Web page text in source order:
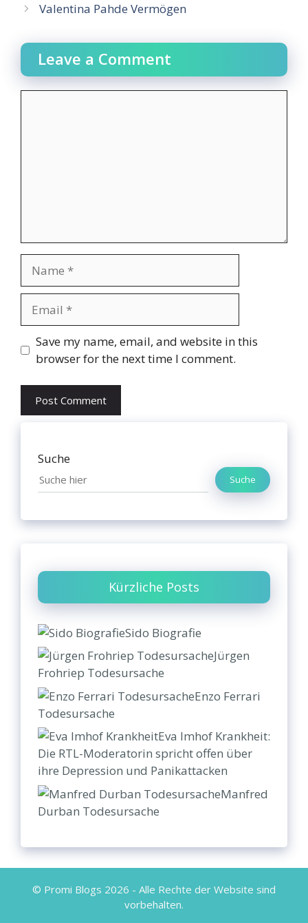
Valentina Pahde Vermögen
Leave a Comment
Website
Save my name, email, and website in this
browser for the next time I comment.
Suche
Suche
Kürzliche Posts
Sido Biografie
Jürgen
Frohriep Todesursache
Enzo Ferrari
Todesursache
Eva Imhof Krankheit:
Die RTL-Moderatorin spricht offen über
ihre Depression und Panikattacken
Manfred
Durban Todesursache
© Promi Blogs 2026 - Alle Rechte der Website sind
vorbehalten.